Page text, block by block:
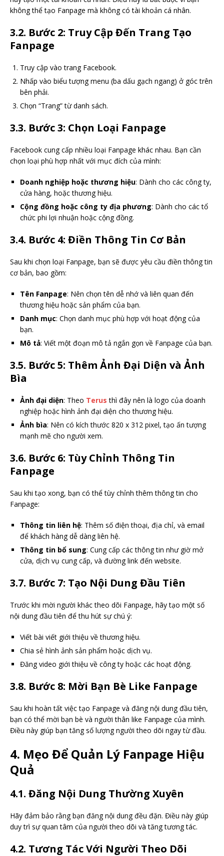
không thể tạo Fanpage mà không có tài khoản cá nhân.
3.2. Bước 2: Truy Cập Đến Trang Tạo
Fanpage
Truy cập vào trang Facebook.
Nhấp vào biểu tượng menu (ba dấu gạch ngang) ở góc trên
bên phải.
Chọn “Trang” từ danh sách.
3.3. Bước 3: Chọn Loại Fanpage
Facebook cung cấp nhiều loại Fanpage khác nhau. Bạn cần
chọn loại phù hợp nhất với mục đích của mình:
Doanh nghiệp hoặc thương hiệu: Dành cho các công ty,
cửa hàng, hoặc thương hiệu.
Cộng đồng hoặc công ty địa phương: Dành cho các tổ
chức phi lợi nhuận hoặc cộng đồng.
3.4. Bước 4: Điền Thông Tin Cơ Bản
Sau khi chọn loại Fanpage, bạn sẽ được yêu cầu điền thông tin
cơ bản, bao gồm:
Tên Fanpage: Nên chọn tên dễ nhớ và liên quan đến
thương hiệu hoặc sản phẩm của bạn.
Danh mục: Chọn danh mục phù hợp với hoạt động của
bạn.
Mô tả: Viết một đoạn mô tả ngắn gọn về Fanpage của bạn.
3.5. Bước 5: Thêm Ảnh Đại Diện và Ảnh
Bìa
Ảnh đại diện: Theo Terus thì đây nên là logo của doanh
nghiệp hoặc hình ảnh đại diện cho thương hiệu.
Ảnh bìa: Nên có kích thước 820 x 312 pixel, tạo ấn tượng
mạnh mẽ cho người xem.
3.6. Bước 6: Tùy Chỉnh Thông Tin
Fanpage
Sau khi tạo xong, bạn có thể tùy chỉnh thêm thông tin cho
Fanpage:
Thông tin liên hệ: Thêm số điện thoại, địa chỉ, và email
để khách hàng dễ dàng liên hệ.
Thông tin bổ sung: Cung cấp các thông tin như giờ mở
cửa, dịch vụ cung cấp, và đường link đến website.
3.7. Bước 7: Tạo Nội Dung Đầu Tiên
Trước khi mời người khác theo dõi Fanpage, hãy tạo một số
nội dung đầu tiên để thu hút sự chú ý:
Viết bài viết giới thiệu về thương hiệu.
Chia sẻ hình ảnh sản phẩm hoặc dịch vụ.
Đăng video giới thiệu về công ty hoặc các hoạt động.
3.8. Bước 8: Mời Bạn Bè Like Fanpage
Sau khi hoàn tất việc tạo Fanpage và đăng nội dung đầu tiên,
bạn có thể mời bạn bè và người thân like Fanpage của mình.
Điều này giúp bạn tăng số lượng người theo dõi ngay từ đầu.
4. Mẹo Để Quản Lý Fanpage Hiệu
Quả
4.1. Đăng Nội Dung Thường Xuyên
Hãy đảm bảo rằng bạn đăng nội dung đều đặn. Điều này giúp
duy trì sự quan tâm của người theo dõi và tăng tương tác.
4.2. Tương Tác Với Người Theo Dõi